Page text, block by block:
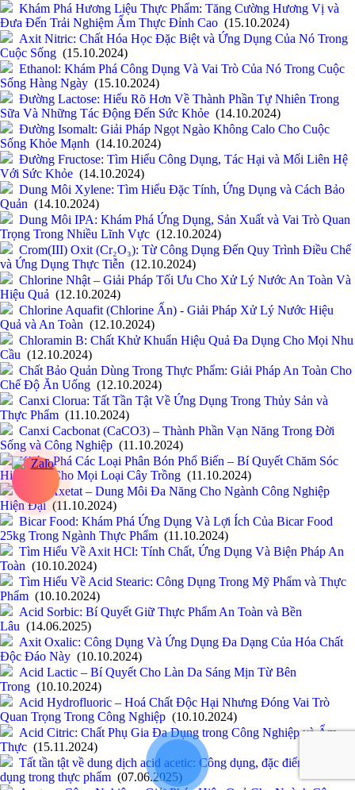
Khám Phá Hương Liệu Thực Phẩm: Tăng Cường Hương Vị và
Đưa Đến Trải Nghiệm Ẩm Thực Đỉnh Cao (15.10.2024)
Axit Nitric: Chất Hóa Học Đặc Biệt và Ứng Dụng Của Nó Trong
Cuộc Sống (15.10.2024)
Ethanol: Khám Phá Công Dụng Và Vai Trò Của Nó Trong Cuộc
Sống Hàng Ngày (15.10.2024)
Đường Lactose: Hiểu Rõ Hơn Về Thành Phần Tự Nhiên Trong
Sữa Và Những Tác Động Đến Sức Khỏe (14.10.2024)
Đường Isomalt: Giải Pháp Ngọt Ngào Không Calo Cho Cuộc
Sống Khỏe Mạnh (14.10.2024)
Đường Fructose: Tìm Hiểu Công Dụng, Tác Hại và Mối Liên Hệ
Với Sức Khỏe (14.10.2024)
Dung Môi Xylene: Tìm Hiểu Đặc Tính, Ứng Dụng và Cách Bảo
Quản (14.10.2024)
Dung Môi IPA: Khám Phá Ứng Dụng, Sản Xuất và Vai Trò Quan
Trọng Trong Nhiều Lĩnh Vực (12.10.2024)
Crom(III) Oxit (Cr₂O₃): Từ Công Dụng Đến Quy Trình Điều Chế
và Ứng Dụng Thực Tiễn (12.10.2024)
Chlorine Nhật – Giải Pháp Tối Ưu Cho Xử Lý Nước An Toàn Và
Hiệu Quả (12.10.2024)
Chlorine Aquafit (Chlorine Ấn) - Giải Pháp Xử Lý Nước Hiệu
Quả và An Toàn (12.10.2024)
Chloramin B: Chất Khử Khuẩn Hiệu Quả Đa Dụng Cho Mọi Nhu
Cầu (12.10.2024)
Chất Bảo Quản Dùng Trong Thực Phẩm: Giải Pháp An Toàn Cho
Chế Độ Ăn Uống (12.10.2024)
Canxi Clorua: Tất Tần Tật Về Ứng Dụng Trong Thủy Sản và
Thực Phẩm (11.10.2024)
Canxi Cacbonat (CaCO3) – Thành Phần Vạn Năng Trong Đời
Sống và Công Nghiệp (11.10.2024)
Khám Phá Các Loại Phân Bón Phổ Biến – Bí Quyết Chăm Sóc
Hiệu Quả Cho Mọi Loại Cây Trồng (11.10.2024)
Butyl Axetat – Dung Môi Đa Năng Cho Ngành Công Nghiệp
Hiện Đại(11.10.2024)
Bicar Food: Khám Phá Ứng Dụng Và Lợi Ích Của Bicar Food
25kg Trong Ngành Thực Phẩm (11.10.2024)
Tìm Hiểu Về Axit HCl: Tính Chất, Ứng Dụng Và Biện Pháp An
Toàn (10.10.2024)
Tìm Hiểu Về Acid Stearic: Công Dụng Trong Mỹ Phẩm và Thực
Phẩm (10.10.2024)
Acid Sorbic: Bí Quyết Giữ Thực Phẩm An Toàn và Bền
Lâu (14.06.2025)
Axit Oxalic: Công Dụng Và Ứng Dụng Đa Dạng Của Hóa Chất
Độc Đáo Này (10.10.2024)
Acid Lactic – Bí Quyết Cho Làn Da Sáng Mịn Từ Bên
Trong (10.10.2024)
Acid Hydrofluoric – Hoá Chất Độc Hại Nhưng Đóng Vai Trò
Quan Trọng Trong Công Nghiệp (10.10.2024)
Acid Citric: Chất Phụ Gia Đa Dụng trong Công Nghiệp và Ẩm
Thực (15.11.2024)
Tất tần tật về dung dịch acid acetic: Công dụng, đặc điểm và ứng
dụng trong thực phẩm (07.06.2025)